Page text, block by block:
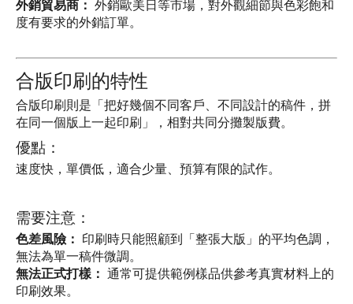
外銷貿易商： 外銷歐美日等市場，對外觀細節與色彩飽和
度有要求的外銷訂單。
合版印刷的特性
合版印刷則是「把好幾個不同客戶、不同設計的稿件，拼
在同一個版上一起印刷」，相對共同分攤製版費。
優點：
速度快，單價低，適合少量、預算有限的試作。
需要注意：
色差風險：
印刷時只能照顧到「整張大版」的平均色調，
無法為單一稿件微調。
無法正式打樣： 通常可提供範例樣品供參考真實材料上的
印刷效果。